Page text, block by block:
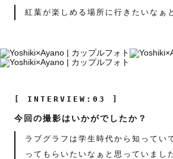
紅葉が楽しめる場所に行きたいなぁ
[ INTERVIEW:03 ]
今回の撮影はいかがでしたか？
ラブグラフは学生時代から知ってい
ってもらいたいなぁと思っていまし